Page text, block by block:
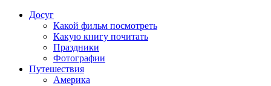
Досуг
Какой фильм посмотреть
Какую книгу почитать
Праздники
Фотографии
Путешествия
Америка